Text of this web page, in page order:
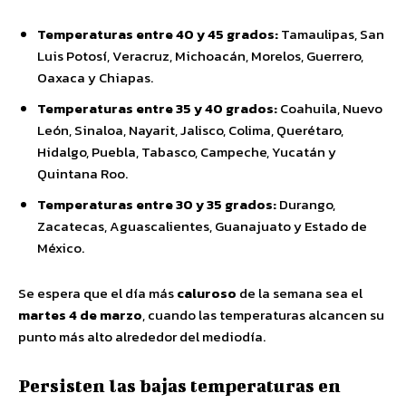
Temperaturas entre 40 y 45 grados:Tamaulipas, San
Luis Potosí, Veracruz, Michoacán, Morelos, Guerrero,
Oaxaca y Chiapas.
Temperaturas entre 35 y 40 grados:Coahuila, Nuevo
León, Sinaloa, Nayarit, Jalisco, Colima, Querétaro,
Hidalgo, Puebla, Tabasco, Campeche, Yucatán y
Quintana Roo.
Temperaturas entre 30 y 35 grados:Durango,
Zacatecas, Aguascalientes, Guanajuato y Estado de
México.
Se espera que el día máscaluroso de la semana sea el
martes 4 de marzo, cuando las temperaturas alcancen su
punto más alto alrededor del mediodía.
Persisten las bajas temperaturas en